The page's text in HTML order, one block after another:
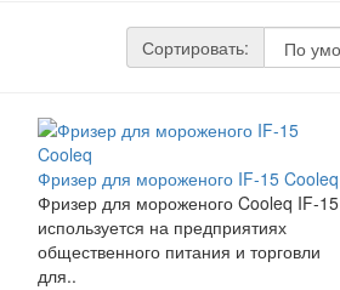
Сортировать:
Фризер для мороженого IF-15 Cooleq
Фризер для мороженого Cooleq IF-15
используется на предприятиях
общественного питания и торговли
для..